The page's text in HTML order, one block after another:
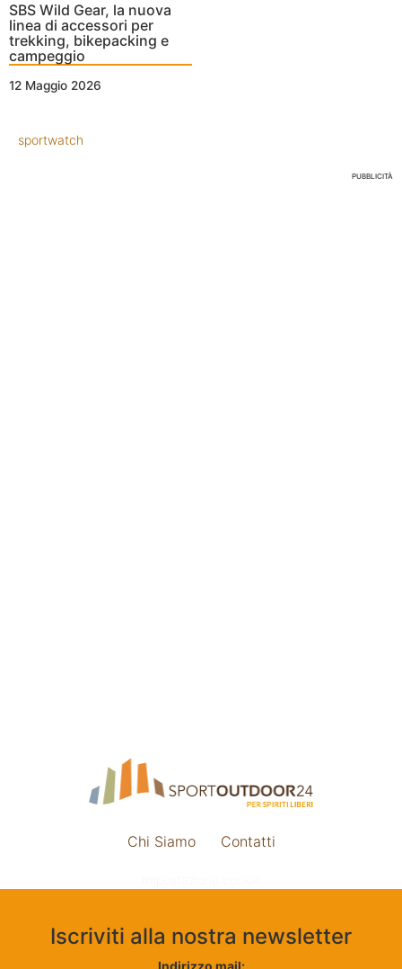
SBS Wild Gear, la nuova
linea di accessori per
trekking, bikepacking e
campeggio
12 Maggio 2026
sportwatch
PUBBLICITÀ
Chi Siamo Contatti
Iscriviti alla nostra newsletter